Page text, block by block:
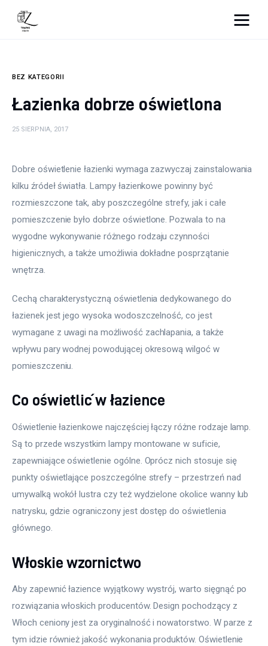
Lifestyle
Zdrowie
Dom i ogród
Więcej
BEZ KATEGORII
Łazienka dobrze oświetlona
25 SIERPNIA, 2017
Dobre oświetlenie łazienki wymaga zazwyczaj zainstalowania
kilku źródeł światła. Lampy łazienkowe powinny być
rozmieszczone tak, aby poszczególne strefy, jak i całe
pomieszczenie było dobrze oświetlone. Pozwala to na
wygodne wykonywanie różnego rodzaju czynności
higienicznych, a także umożliwia dokładne posprzątanie
wnętrza.
Cechą charakterystyczną oświetlenia dedykowanego do
łazienek jest jego wysoka wodoszczelność, co jest
wymagane z uwagi na możliwość zachlapania, a także
wpływu pary wodnej powodującej okresową wilgoć w
pomieszczeniu.
Co oświetlić w łazience
Oświetlenie łazienkowe najczęściej łączy różne rodzaje lamp.
Są to przede wszystkim lampy montowane w suficie,
zapewniające oświetlenie ogólne. Oprócz nich stosuje się
punkty oświetlające poszczególne strefy – przestrzeń nad
umywalką wokół lustra czy też wydzielone okolice wanny lub
natrysku, gdzie ograniczony jest dostęp do oświetlenia
głównego.
Włoskie wzornictwo
Aby zapewnić łazience wyjątkowy wystrój, warto sięgnąć po
rozwiązania włoskich producentów. Design pochodzący z
Włoch ceniony jest za oryginalność i nowatorstwo. W parze z
tym idzie również jakość wykonania produktów. Oświetlenie